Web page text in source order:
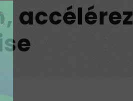
accélérez